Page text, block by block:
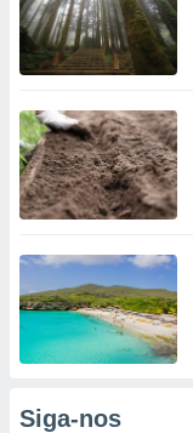
Siga-nos